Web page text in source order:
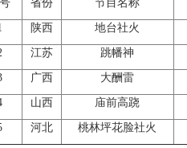
省份 节目名称
陕西 地台社火
江苏 跳幡神
广西 大酬雷
山西 庙前高跷
河北 桃林坪花脸社火